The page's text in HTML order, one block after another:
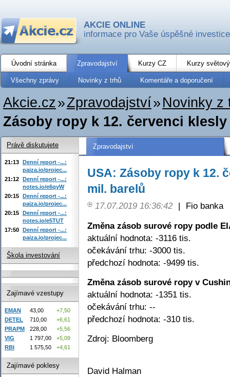
AKCIE ONLINE
informace pro Vaše úspěšné investice
Úvodní stránka Zpravodajství Kurzy CZ Kurzy
Všechny zprávy Novinky z trhů Komentáře a doporučení
Akcie.cz»Zpravodajství» Novinky z
Zásoby ropy k 12. červenci
Zpravodajství
USA: Zásoby ropy k 12.
mil. barelů
17.07.2019 16:36:42 |
Fio banka
Změna zásob surové ropy podle
aktuální hodnota: -3116 tis.
očekávání trhu: -3000 tis.
předchozí hodnota: -9499 tis.
Změna zásob surové ropy v
aktuální hodnota: -1351 tis.
očekávání trhu: --
předchozí hodnota: -310 tis.
Zdroj: Bloomberg
David Halman
Právě diskutujete
21:13 Denní report -...:
paiza.io/projec...
21:12 Denní report -...:
notes.io/e6qyW
20:15 Denní report -...:
paiza.io/projec...
20:15 Denní report -...:
notes.io/e5TUT
17:50 Denní report -...:
paiza.io/projec...
Škola investování
Zajímavé vzestupy
EMAN 43,00
+7,50
DETEL
710,00
+6,61
PRAPM
228,00
+5,56
VIG
1 797,00
+5,09
RBI
1 575,50 +4,61
Zajímavé poklesy